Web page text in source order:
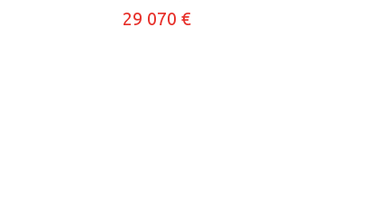
29 070 €